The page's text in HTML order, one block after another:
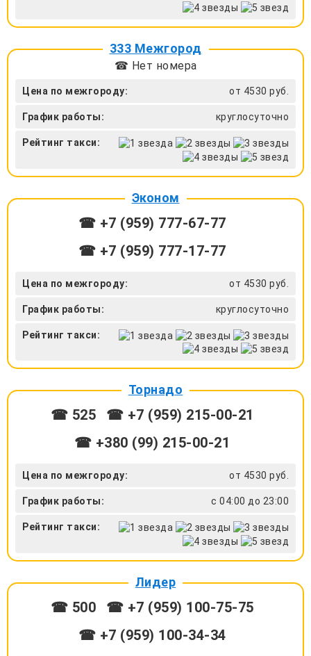
333 Межгород
☎ Нет номера
Цена по межгороду: от 4530 руб.
График работы: круглосуточно
Рейтинг такси:
Эконом
☎ +7 (959) 777-67-77
☎ +7 (959) 777-17-77
Цена по межгороду: от 4530 руб.
График работы: круглосуточно
Рейтинг такси:
Торнадо
☎ 525
☎ +7 (959) 215-00-21
☎ +380 (99) 215-00-21
Цена по межгороду: от 4530 руб.
График работы: с 04:00 до 23:00
Рейтинг такси:
Лидер
☎ 500
☎ +7 (959) 100-75-75
☎ +7 (959) 100-34-34